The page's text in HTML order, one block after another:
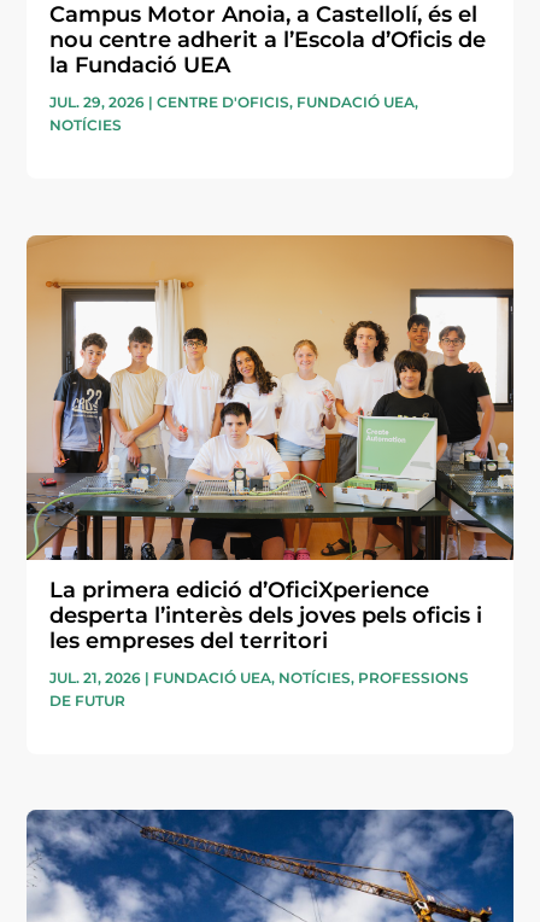
Campus Motor Anoia, a Castellolí, és el
nou centre adherit a l’Escola d’Oficis de
la Fundació UEA
JUL. 29, 2026 |CENTRE D'OFICIS, FUNDACIÓ UEA,
NOTÍCIES
La primera edició d’OficiXperience
desperta l’interès dels joves pels oficis i
les empreses del territori
JUL. 21, 2026 | FUNDACIÓ UEA, NOTÍCIES, PROFESSIONS
DE FUTUR